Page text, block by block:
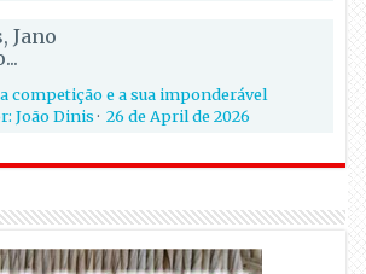
Jano
competição e a sua imponderável
João Dinis·26 de April de 2026